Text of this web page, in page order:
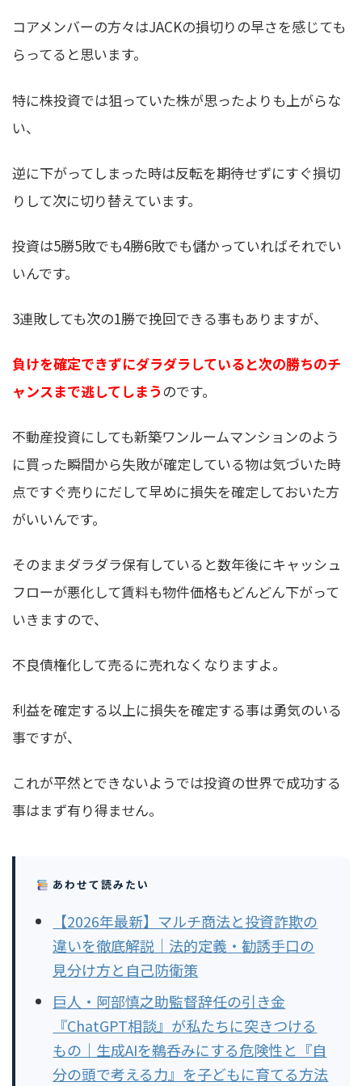
コアメンバーの方々はJACKの損切りの早さを感じても
らってると思います。
特に株投資では狙っていた株が思ったよりも上がらな
い、
逆に下がってしまった時は反転を期待せずにすぐ損切
りして次に切り替えています。
投資は5勝5敗でも4勝6敗でも儲かっていればそれでい
いんです。
3連敗しても次の1勝で挽回できる事もありますが、
負けを確定できずにダラダラしていると次の勝ちのチ
ャンスまで逃してしまうのです。
不動産投資にしても新築ワンルームマンションのよう
に買った瞬間から失敗が確定している物は気づいた時
点ですぐ売りにだして早めに損失を確定しておいた方
がいいんです。
そのままダラダラ保有していると数年後にキャッシュ
フローが悪化して賃料も物件価格もどんどん下がって
いきますので、
不良債権化して売るに売れなくなりますよ。
利益を確定する以上に損失を確定する事は勇気のいる
事ですが、
これが平然とできないようでは投資の世界で成功する
事はまず有り得ません。
あわせて読みたい
【2026年最新】マルチ商法と投資詐欺の
違いを徹底解説｜法的定義・勧誘手口の
見分け方と自己防衛策
巨人・阿部慎之助監督辞任の引き金
『ChatGPT相談』が私たちに突きつける
もの｜生成AIを鵜呑みにする危険性と『自
分の頭で考える力』を子どもに育てる方法